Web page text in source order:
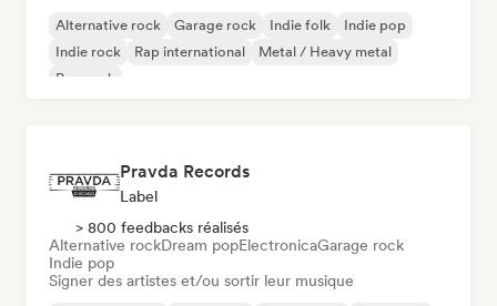
Alternative rock Garage rock Indie folk
Indie pop
Indie rock
Rap international
Metal / Heavy metal
Pop rock
Pravda Records
Label
> 800 feedbacks réalisés
Alternative rockDream popElectronicaGarage rock
Indie pop
Signer des artistes et/ou sortir leur musique